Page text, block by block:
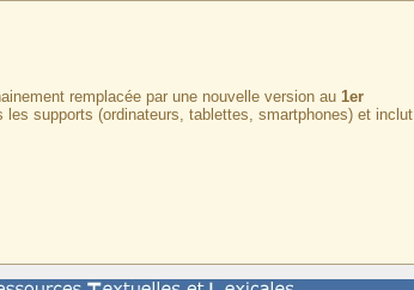
remplacée par une nouvelle version au 1er
supports (ordinateurs, tablettes, smartphones) et inclut